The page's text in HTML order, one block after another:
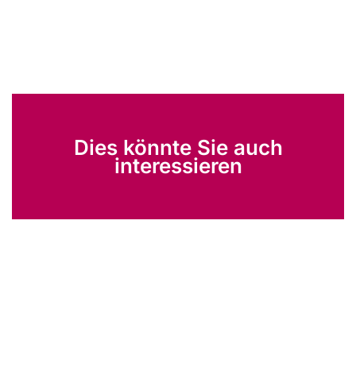
Dies könnte Sie auch
interessieren